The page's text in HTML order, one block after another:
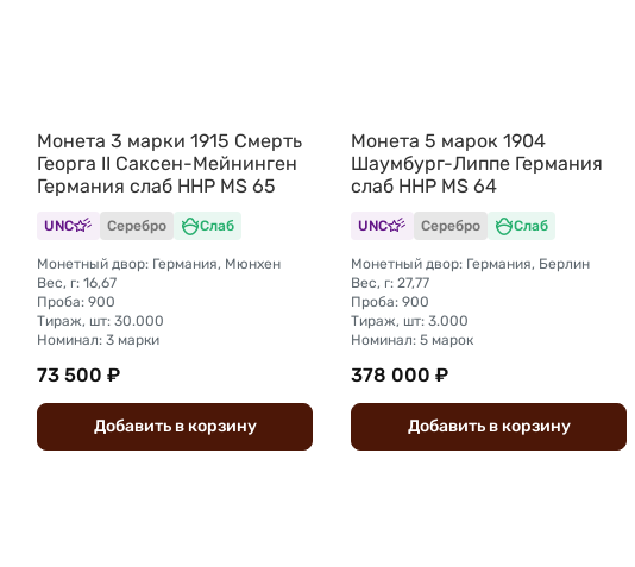
Монета 3 марки 1915 Смерть
Георга II Саксен-Мейнинген
Германия слаб ННР MS 65
UNC Серебро Слаб
Монетный двор: Германия, Мюнхен
Вес, г: 16,67
Проба: 900
Тираж, шт: 30.000
Номинал: 3 марки
73 500 ₽
Добавить вкорзину
Монета 5 марок 1904
Шаумбург-Липпе Германия
слаб ННР MS 64
UNC Серебро Слаб
Монетный двор: Германия, Берлин
Вес, г: 27,77
Проба: 900
Тираж, шт: 3.000
Номинал: 5 марок
378 000 ₽
Добавить вкорзину